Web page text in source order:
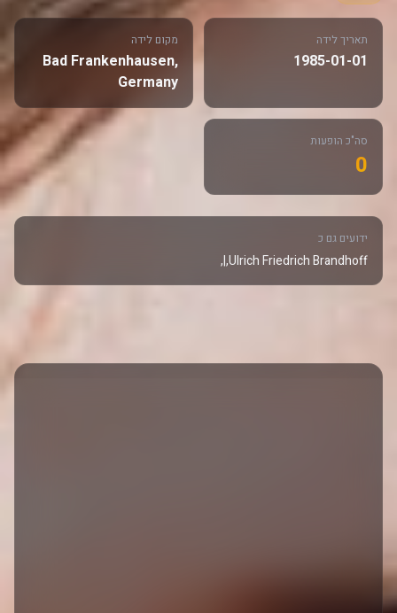
תאריך לידה
1985-01-01
מקום לידה
Bad Frankenhausen,
Germany
סה"כ הופעות
0
ידועים גם כ
Ulrich Friedrich Brandhoff,|,